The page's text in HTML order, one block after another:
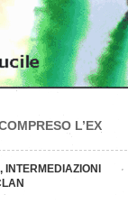
L’EX